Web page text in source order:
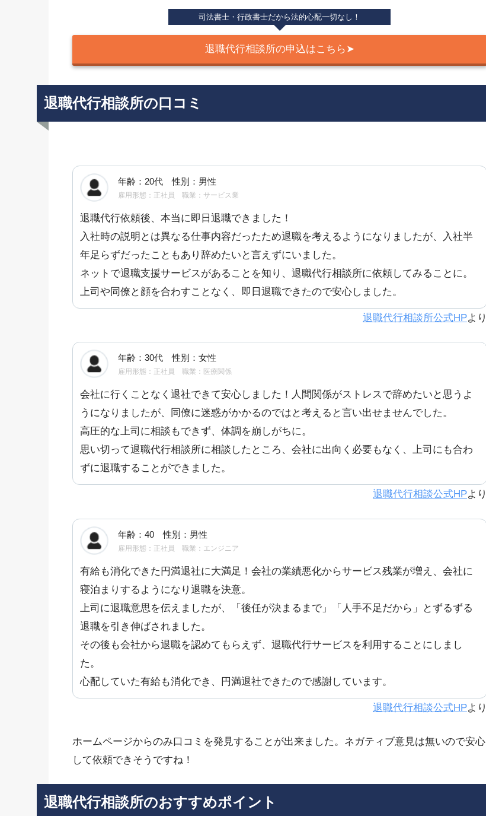
司法書士・行政書士だから法的心配一切なし！
退職代行相談所の申込はこちら➤
退職代行相談所の口コミ
年齢：20代 性別：男性
雇用形態：正社員 職業：サービス業
退職代行依頼後、本当に即日退職できました！
入社時の説明とは異なる仕事内容だったため退職を考えるようになりましたが、入社半
年足らずだったこともあり辞めたいと言えずにいました。
ネットで退職支援サービスがあることを知り、退職代行相談所に依頼してみることに。
上司や同僚と顔を合わすことなく、即日退職できたので安心しました。
退職代行相談所公式HPより
年齢：30代 性別：女性
雇用形態：正社員 職業：医療関係
会社に行くことなく退社できて安心しました！人間関係がストレスで辞めたいと思うよ
うになりましたが、同僚に迷惑がかかるのではと考えると言い出せませんでした。
高圧的な上司に相談もできず、体調を崩しがちに。
思い切って退職代行相談所に相談したところ、会社に出向く必要もなく、上司にも合わ
ずに退職することができました。
退職代行相談公式HPより
年齢：40 性別：男性
雇用形態：正社員 職業：エンジニア
有給も消化できた円満退社に大満足！会社の業績悪化からサービス残業が増え、会社に
寝泊まりするようになり退職を決意。
上司に退職意思を伝えましたが、「後任が決まるまで」「人手不足だから」とずるずる
退職を引き伸ばされました。
その後も会社から退職を認めてもらえず、退職代行サービスを利用することにしまし
た。
心配していた有給も消化でき、円満退社できたので感謝しています。
退職代行相談公式HPより
ホームページからのみ口コミを発見することが出来ました。ネガティブ意見は無いので安心
して依頼できそうですね！
退職代行相談所のおすすめポイント